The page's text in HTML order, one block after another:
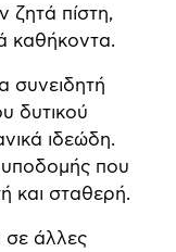
ζητά πίστη,
καθήκοντα.
συνειδητή
δυτικού
ιδεώδη.
υποδομής που
και σταθερή.
σε άλλες